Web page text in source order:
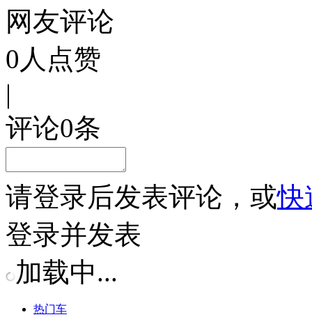
网友评论
0 人点赞
|
评论0条
请登录后发表评论，或快
登录并发表
加载中...
热门车